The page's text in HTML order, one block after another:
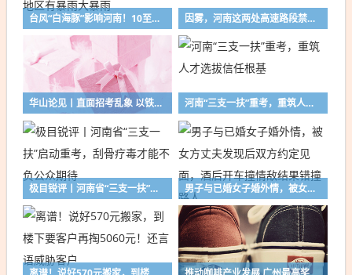
台风“白海豚”影响河南！10至13日多地有中到大雨，部分地区有暴雨大暴雨 因雾，河南这两处高速路段禁止所有车辆上站
华山论见丨直面招考乱象 以铁腕守护公平正义 河南“三支一扶”重考，重筑人才选拔信任根基
极目锐评丨河南省“三支一扶”启动重考，刮骨疗毒才能不负公众期待 男子与已婚女子婚外情，被女方丈夫发现后双方约定见面，酒后开车撞情敌结果错撞路人